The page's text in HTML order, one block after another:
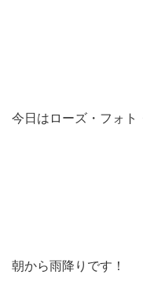
今日はローズ・フォト
朝から雨降りです！